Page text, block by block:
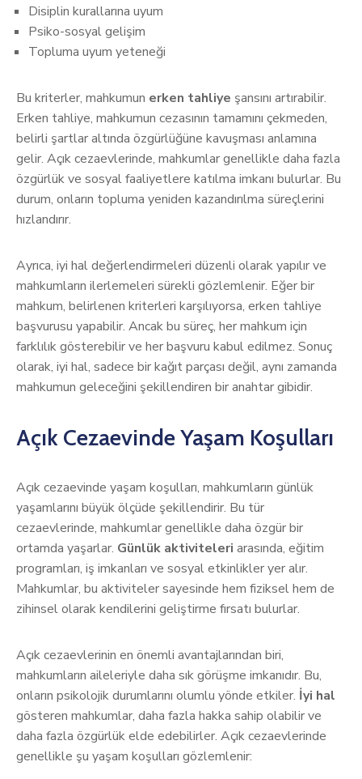
Disiplin kurallarına uyum
Psiko-sosyal gelişim
Topluma uyum yeteneği
Bu kriterler, mahkumun erken tahliye şansını artırabilir.
Erken tahliye, mahkumun cezasının tamamını çekmeden,
belirli şartlar altında özgürlüğüne kavuşması anlamına
gelir. Açık cezaevlerinde, mahkumlar genellikle daha fazla
özgürlük ve sosyal faaliyetlere katılma imkanı bulurlar. Bu
durum, onların topluma yeniden kazandırılma süreçlerini
hızlandırır.
Ayrıca, iyi hal değerlendirmeleri düzenli olarak yapılır ve
mahkumların ilerlemeleri sürekli gözlemlenir. Eğer bir
mahkum, belirlenen kriterleri karşılıyorsa, erken tahliye
başvurusu yapabilir. Ancak bu süreç, her mahkum için
farklılık gösterebilir ve her başvuru kabul edilmez. Sonuç
olarak, iyi hal, sadece bir kağıt parçası değil, aynı zamanda
mahkumun geleceğini şekillendiren bir anahtar gibidir.
Açık Cezaevinde Yaşam Koşulları
Açık cezaevinde yaşam koşulları, mahkumların günlük
yaşamlarını büyük ölçüde şekillendirir. Bu tür
cezaevlerinde, mahkumlar genellikle daha özgür bir
ortamda yaşarlar. Günlük aktiviteleri arasında, eğitim
programları, iş imkanları ve sosyal etkinlikler yer alır.
Mahkumlar, bu aktiviteler sayesinde hem fiziksel hem de
zihinsel olarak kendilerini geliştirme fırsatı bulurlar.
Açık cezaevlerinin en önemli avantajlarından biri,
mahkumların aileleriyle daha sık görüşme imkanıdır. Bu,
onların psikolojik durumlarını olumlu yönde etkiler. İyi hal
gösteren mahkumlar, daha fazla hakka sahip olabilir ve
daha fazla özgürlük elde edebilirler. Açık cezaevlerinde
genellikle şu yaşam koşulları gözlemlenir: